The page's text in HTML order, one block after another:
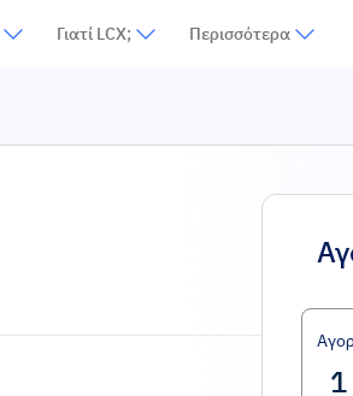
Γιατί LCX; Περισσότερα